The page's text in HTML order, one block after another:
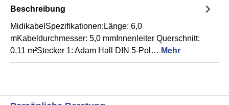
Beschreibung
MidikabelSpezifikationen:Länge: 6,0
mKabeldurchmesser: 5,0 mmInnenleiter Querschnitt:
0,11 m²Stecker 1: Adam Hall DIN 5-Pol… Mehr